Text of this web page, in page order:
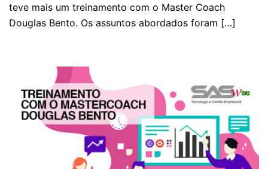
teve mais um treinamento com o Master Coach
Douglas Bento. Os assuntos abordados foram […]